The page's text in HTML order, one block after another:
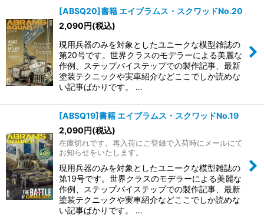
[ABSQ20]書籍 エイブラムス・スクワッドNo.20
2,090円(税込)
現用兵器のみを対象としたユニークな模型雑誌の
第20号です。世界クラスのモデラーによる美麗な
作例、ステップバイステップでの製作記事、最新
塗装テクニックや実車紹介などここでしか読めな
い記事ばかりです。 …
[ABSQ19]書籍 エイブラムス・スクワッドNo.19
2,090円(税込)
在庫切れです。再入荷にご登録で入荷時にメールにて
お知らせをいたします。
現用兵器のみを対象としたユニークな模型雑誌の
第19号です。世界クラスのモデラーによる美麗な
作例、ステップバイステップでの製作記事、最新
塗装テクニックや実車紹介などここでしか読めな
い記事ばかりです。 …